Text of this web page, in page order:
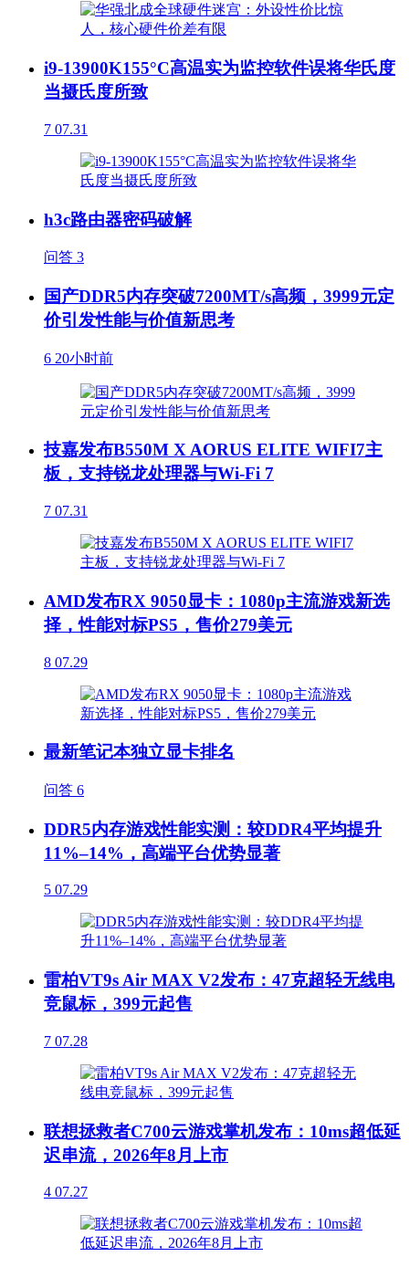
i9-13900K155°C高温实为监控软件误将华氏度
当摄氏度所致
7 07.31
h3c路由器密码破解
问答 3
国产DDR5内存突破7200MT/s高频，3999元定
价引发性能与价值新思考
6 20小时前
技嘉发布B550M X AORUS ELITE WIFI7主
板，支持锐龙处理器与Wi-Fi 7
7 07.31
AMD发布RX 9050显卡：1080p主流游戏新选
择，性能对标PS5，售价279美元
8 07.29
最新笔记本独立显卡排名
问答 6
DDR5内存游戏性能实测：较DDR4平均提升
11%–14%，高端平台优势显著
5 07.29
雷柏VT9s Air MAX V2发布：47克超轻无线电
竞鼠标，399元起售
7 07.28
联想拯救者C700云游戏掌机发布：10ms超低延
迟串流，2026年8月上市
4 07.27